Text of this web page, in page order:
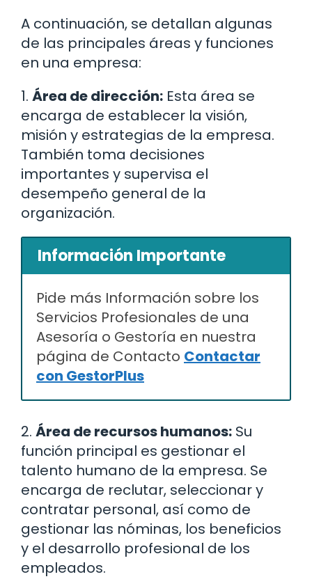
A continuación, se detallan algunas
de las principales áreas y funciones
en una empresa:
1. Área de dirección: Esta área se
encarga de establecer la visión,
misión y estrategias de la empresa.
También toma decisiones
importantes y supervisa el
desempeño general de la
organización.
Información Importante
Pide más Información sobre los
Servicios Profesionales de una
Asesoría o Gestoría en nuestra
página de Contacto Contactar
con GestorPlus
2. Área de recursos humanos: Su
función principal es gestionar el
talento humano de la empresa. Se
encarga de reclutar, seleccionar y
contratar personal, así como de
gestionar las nóminas, los beneficios
y el desarrollo profesional de los
empleados.